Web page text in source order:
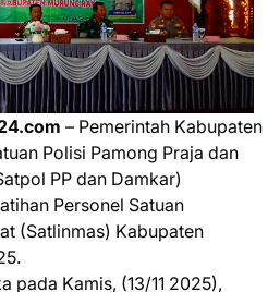
– Pemerintah Kabupaten
Polisi Pamong Praja dan
PP dan Damkar)
Personel Satuan
(Satlinmas) Kabupaten
pada Kamis, (13/11 2025),